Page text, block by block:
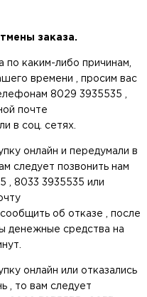
заказа.
по каким-либо причинам,
времени , просим вас
8029 3935535 ,
почте
в соц. сетях.
онлайн и передумали в
следует позвонить нам
, 8033 3935535 или
об отказе , после
денежные средства на
онлайн или отказались
, то вам следует